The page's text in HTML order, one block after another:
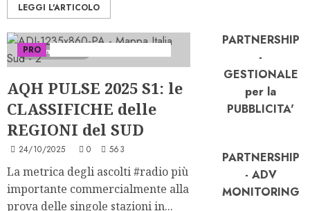
LEGGI L'ARTICOLO
4 minuti letti
PRO
AQH PULSE 2025 S1: le
CLASSIFICHE delle
REGIONI del SUD
24/10/2025 0 563
La metrica degli ascolti #radio più
importante commercialmente alla
prova delle singole stazioni in...
PARTNERSHIP
-
GESTIONALE
per la
PUBBLICITA'
PARTNERSHIP
- ADV
MONITORING